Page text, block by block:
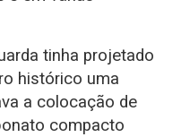
tinha projetado
histórico uma
a colocação de
compacto